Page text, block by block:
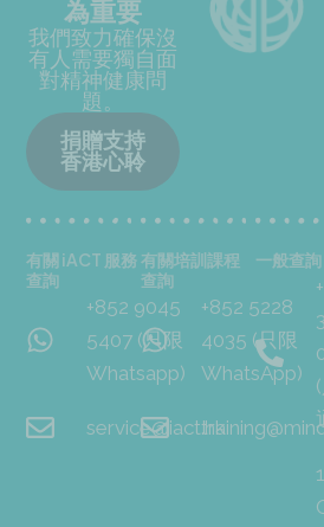
為重要
我們致力確保沒
有人需要獨自面
對精神健康問
題。
捐贈支持
香港心聆
有關 iACT 服務
查詢
+852 9045
5407 (只限
Whatsapp)
service@iact.hk
有關培訓課程
查詢
+852 5228
4035 (只限
WhatsApp)
一般查詢